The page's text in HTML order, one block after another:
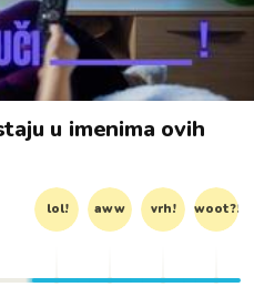
u imenima ovih
lol! aww vrh! woot?!